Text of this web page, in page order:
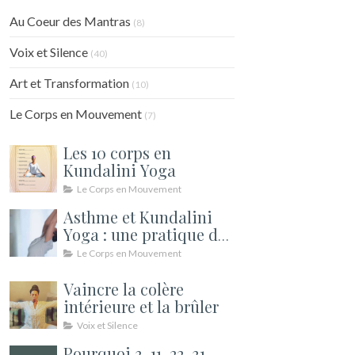
Au Coeur des Mantras (8)
Voix et Silence (40)
Art et Transformation (10)
Le Corps en Mouvement (7)
Les 10 corps en
Kundalini Yoga
Le Corps en Mouvement
Asthme et Kundalini
Yoga : une pratique de
soutien pour le souffle
Le Corps en Mouvement
Vaincre la colère
intérieure et la brûler
Voix et Silence